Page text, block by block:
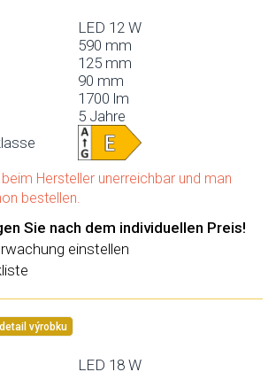
LED 12 W
590 mm
125 mm
90 mm
1700 lm
5 Jahre
Hersteller unerreichbar und man
bestellen.
Sie nach dem individuellen Preis!
einstellen
detail výrobku
LED 18 W